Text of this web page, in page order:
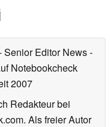
Senior Editor News-
Notebookcheck
2007
Redakteur bei
Als freier Autor